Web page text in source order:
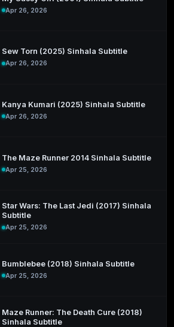
Apr 26, 2026
Sew Torn (2025) Sinhala Subtitle
Apr 26, 2026
Kanya Kumari (2025) Sinhala Subtitle
Apr 26, 2026
The Maze Runner 2014 Sinhala Subtitle
Apr 25, 2026
Star Wars: The Last Jedi (2017) Sinhala
Subtitle
Apr 25, 2026
Bumblebee (2018) Sinhala Subtitle
Apr 25, 2026
Maze Runner: The Death Cure (2018)
Sinhala Subtitle